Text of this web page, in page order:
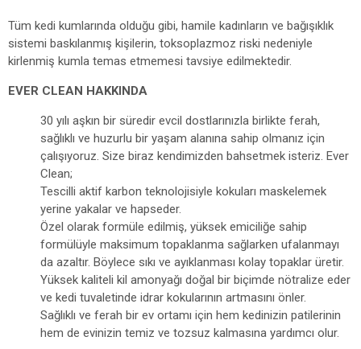
Tüm kedi kumlarında olduğu gibi, hamile kadınların ve bağışıklık
sistemi baskılanmış kişilerin, toksoplazmoz riski nedeniyle
kirlenmiş kumla temas etmemesi tavsiye edilmektedir.
EVER CLEAN HAKKINDA
30 yılı aşkın bir süredir evcil dostlarınızla birlikte ferah,
sağlıklı ve huzurlu bir yaşam alanına sahip olmanız için
çalışıyoruz. Size biraz kendimizden bahsetmek isteriz. Ever
Clean;
Tescilli aktif karbon teknolojisiyle kokuları maskelemek
yerine yakalar ve hapseder.
Özel olarak formüle edilmiş, yüksek emiciliğe sahip
formülüyle maksimum topaklanma sağlarken ufalanmayı
da azaltır. Böylece sıkı ve ayıklanması kolay topaklar üretir.
Yüksek kaliteli kil amonyağı doğal bir biçimde nötralize eder
ve kedi tuvaletinde idrar kokularının artmasını önler.
Sağlıklı ve ferah bir ev ortamı için hem kedinizin patilerinin
hem de evinizin temiz ve tozsuz kalmasına yardımcı olur.